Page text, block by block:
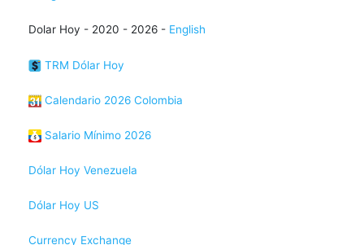
Dolar Hoy - 2020 - 2026 - English
TRM Dólar Hoy
Calendario 2026 Colombia
Salario Mínimo 2026
Dólar Hoy Venezuela
Dólar Hoy US
Currency Exchange